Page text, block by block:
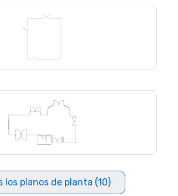
los planos de planta (10)